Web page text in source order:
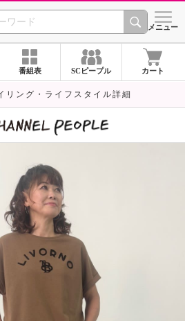
CHANNEL シメニュー
番組表 SCピープル カート
リング・ライフスタイル詳細